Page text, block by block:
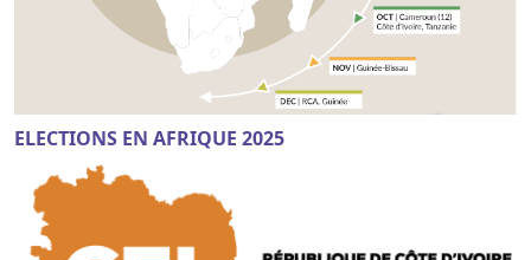
ELECTIONS EN AFRIQUE 2025